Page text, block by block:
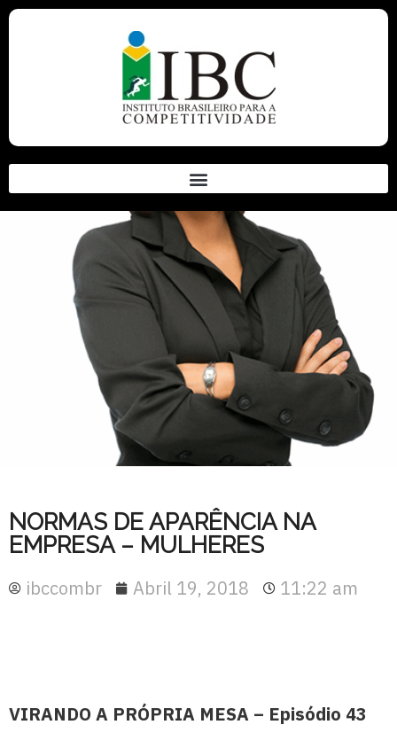
NORMAS DE APARÊNCIA NA
EMPRESA – MULHERES
ibccombr Abril 19, 2018 11:22 am
VIRANDO A PRÓPRIA MESA – Episódio 43